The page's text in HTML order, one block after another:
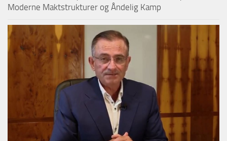
Moderne Maktstrukturer og Åndelig Kamp